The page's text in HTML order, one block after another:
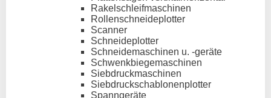
Rakelschleifmaschinen
Rollenschneideplotter
Scanner
Schneideplotter
Schneidemaschinen u. -geräte
Schwenkbiegemaschinen
Siebdruckmaschinen
Siebdruckschablonenplotter
Spanngeräte